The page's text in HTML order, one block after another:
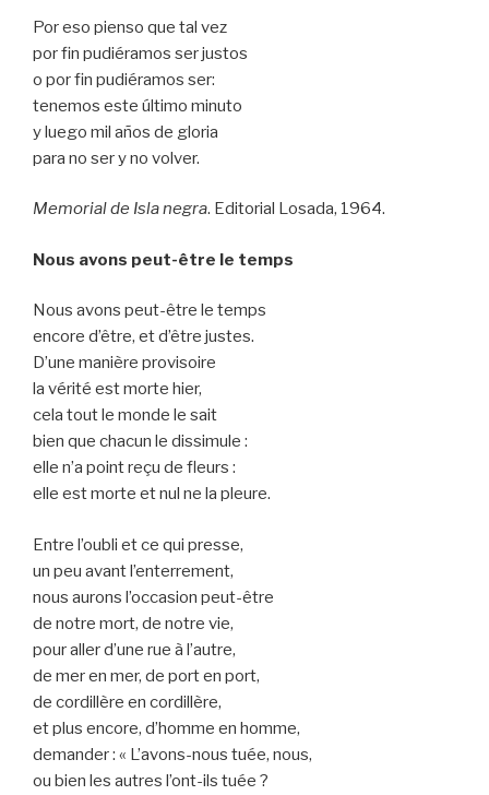
Por eso pienso que tal vez
por fin pudiéramos ser justos
o por fin pudiéramos ser:
tenemos este último minuto
y luego mil años de gloria
para no ser y no volver.
Memorial de Isla negra. Editorial Losada, 1964.
Nous avons peut-être le temps
Nous avons peut-être le temps
encore d’être, et d’être justes.
D’une manière provisoire
la vérité est morte hier,
cela tout le monde le sait
bien que chacun le dissimule :
elle n’a point reçu de fleurs :
elle est morte et nul ne la pleure.
Entre l’oubli et ce qui presse,
un peu avant l’enterrement,
nous aurons l’occasion peut-être
de notre mort, de notre vie,
pour aller d’une rue à l’autre,
de mer en mer, de port en port,
de cordillère en cordillère,
et plus encore, d’homme en homme,
demander : « L’avons-nous tuée, nous,
ou bien les autres l’ont-ils tuée ?